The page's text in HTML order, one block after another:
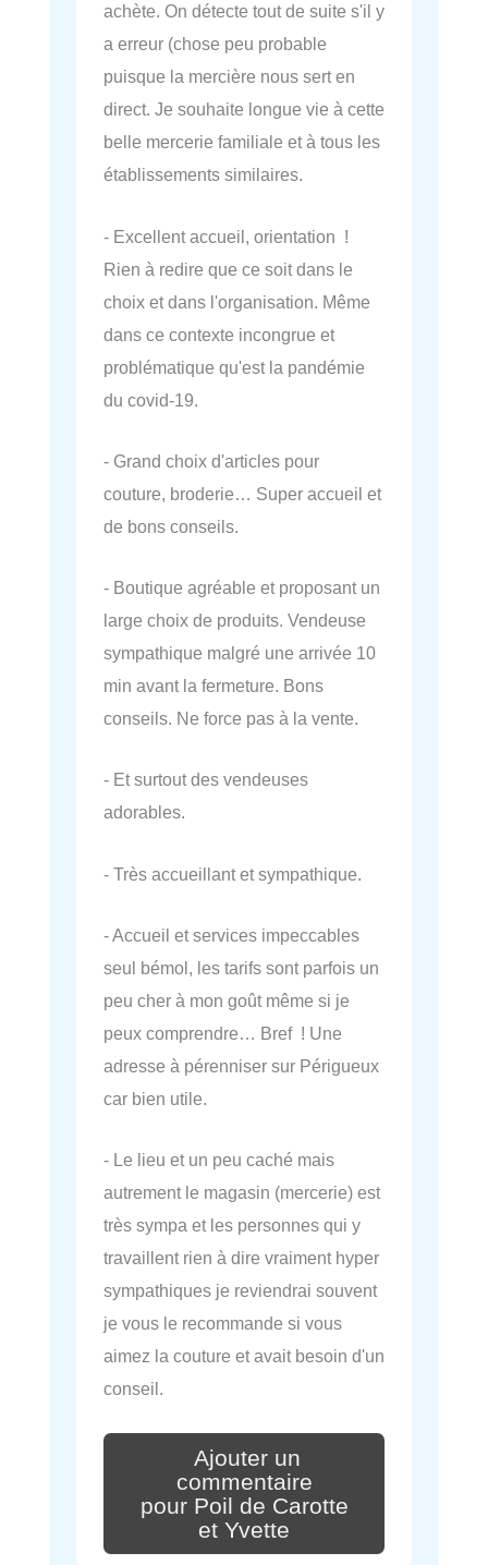
achète. On détecte tout de suite s'il y
a erreur (chose peu probable
puisque la mercière nous sert en
direct. Je souhaite longue vie à cette
belle mercerie familiale et à tous les
établissements similaires.
- Excellent accueil, orientation !
Rien à redire que ce soit dans le
choix et dans l'organisation. Même
dans ce contexte incongrue et
problématique qu'est la pandémie
du covid-19.
- Grand choix d'articles pour
couture, broderie… Super accueil et
de bons conseils.
- Boutique agréable et proposant un
large choix de produits. Vendeuse
sympathique malgré une arrivée 10
min avant la fermeture. Bons
conseils. Ne force pas à la vente.
- Et surtout des vendeuses
adorables.
- Très accueillant et sympathique.
- Accueil et services impeccables
seul bémol, les tarifs sont parfois un
peu cher à mon goût même si je
peux comprendre… Bref ! Une
adresse à pérenniser sur Périgueux
car bien utile.
- Le lieu et un peu caché mais
autrement le magasin (mercerie) est
très sympa et les personnes qui y
travaillent rien à dire vraiment hyper
sympathiques je reviendrai souvent
je vous le recommande si vous
aimez la couture et avait besoin d'un
conseil.
Ajouter un
commentaire
pour Poil de Carotte
et Yvette